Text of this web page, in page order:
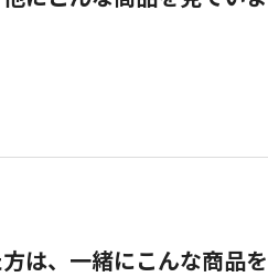
は、一緒にこんな商品を